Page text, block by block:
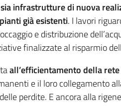
infrastrutture di nuova
già esistenti. I lavori
e distribuzione
finalizzate al risparmio
all’efficientamento della
e il loro collegamento
perdite. E ancora alla